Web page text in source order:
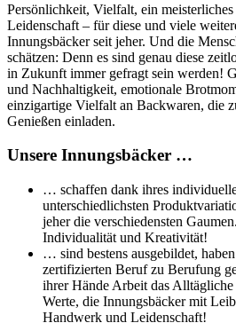
Persönlichkeit, Vielfalt, ein
Leidenschaft – für diese und viele
Innungsbäcker seit jeher. Und die
schätzen: Denn es sind genau diese
in Zukunft immer gefragt sein werden!
und Nachhaltigkeit, emotionale
einzigartige Vielfalt an Backwaren, die
Genießen einladen.
Unsere Innungsbäcker …
… schaffen dank ihres
unterschiedlichsten
jeher die verschiedensten
Individualität und Kreativität!
… sind bestens ausgebildet,
zertifizierten Beruf zu Berufung
ihrer Hände Arbeit das
Werte, die Innungsbäcker mit
Handwerk und Leidenschaft!